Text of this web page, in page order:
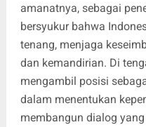
amanatnya, sebagai
bersyukur bahwa
tenang, menjaga
dan kemandirian. Di
mengambil posisi
dalam menentukan
membangun dialog